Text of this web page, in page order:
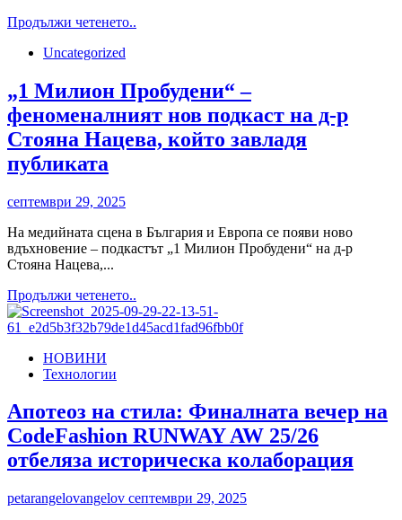
ул.
„Стефан
Стамболов“
Продължи четенето..
Halloween
на
Whiskey
Fest
Sofia
Uncategorized
„1 Милион Пробудени“ –
феноменалният нов подкаст на д-р
Стояна Нацева, който завладя
публиката
септември 29, 2025
На медийната сцена в България и Европа се появи ново
вдъхновение – подкастът „1 Милион Пробудени“ на д-р
Стояна Нацева,...
Продължи четенето..
more
about
феноменалният
нов
подкаст
на
д-
Стояна
НОВИНИ
Технологии
Апотеоз на стила: Финалната вечер на
CodeFashion RUNWAY AW 25/26
отбеляза историческа колаборация
petarangelovangelov септември 29, 2025